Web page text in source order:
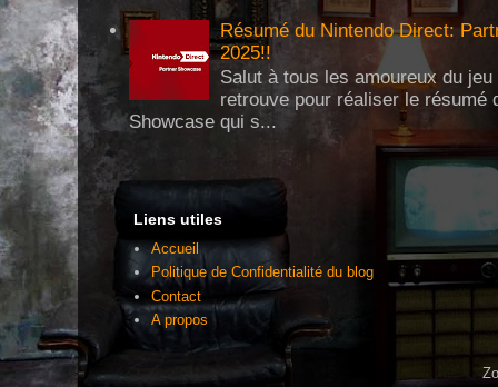
Résumé du Nintendo Direct:
2025!!
Salut à tous les amoureux du
retrouve pour réaliser le résumé
Showcase qui s...
Liens utiles
Accueil
Politique de Confidentialité du blog
Contact
A propos